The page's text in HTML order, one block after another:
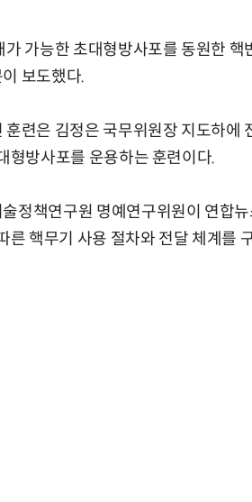
가 가능한 초대형방사포를 동원한
보도했다.
훈련은 김정은 국무위원장 지도하에
형방사포를 운용하는 훈련이다.
정책연구원 명예연구위원이 연합
른 핵무기 사용 절차와 전달 체계를